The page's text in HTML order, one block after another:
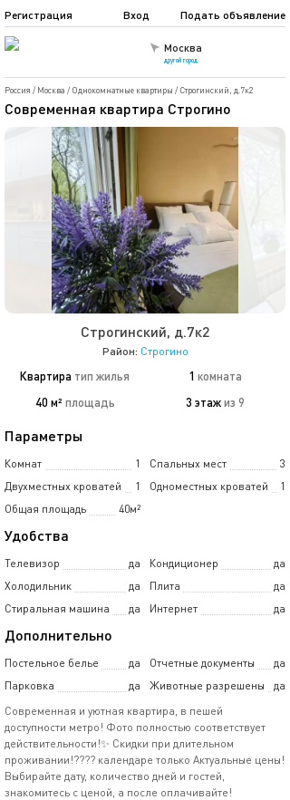
Москва
другой город
Подать объявление
Регистрация Вход
Россия / Москва / Однокомнатные квартиры / Строгинский, д.7к2
Современная квартира Строгино
Строгинский, д.7к2
Район: Строгино
Квартира тип жилья 1 комната
40 м² площадь 3 этажиз 9
Параметры
Комнат 1 Спальных мест
3
Двухместных кроватей
1 Одноместных кроватей
1
Общая площадь
40м²
Удобства
Телевизор да Кондиционер
да
Холодильник
да Плита
да
Стиральная машина
да Интернет да
Дополнительно
Постельное белье да Отчетные документы
да
Парковка
да Животные разрешены
да
Современная и уютная квартира, в пешей
доступности метро! Фото полностью соответствует
действительности!✨ Скидки при длительном
проживании!???? календаре только Актуальные цены!
Выбирайте дату, количество дней и гостей,
знакомитесь с ценой, а после оплачивайте!